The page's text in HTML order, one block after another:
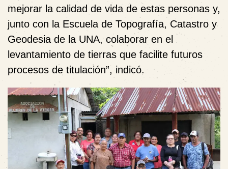
mejorar la calidad de vida de estas personas y,
junto con la Escuela de Topografía, Catastro y
Geodesia de la UNA, colaborar en el
levantamiento de tierras que facilite futuros
procesos de titulación”, indicó.